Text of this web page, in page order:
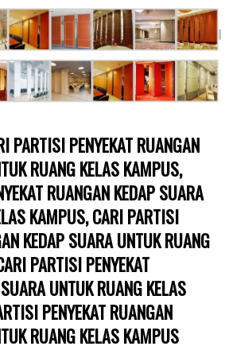
PENYEKAT RUANGAN
RUANG KELAS KAMPUS,
RUANGAN KEDAP SUARA
KAMPUS, CARI PARTISI
KEDAP SUARA UNTUK RUANG
PARTISI PENYEKAT
UNTUK RUANG KELAS
PENYEKAT RUANGAN
RUANG KELAS KAMPUS